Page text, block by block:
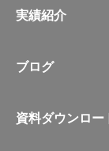
実績紹介
ブログ
資料ダウンロー